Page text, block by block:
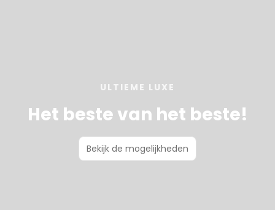
ULTIEME LUXE
Het beste van het beste!
Bekijk de mogelijkheden